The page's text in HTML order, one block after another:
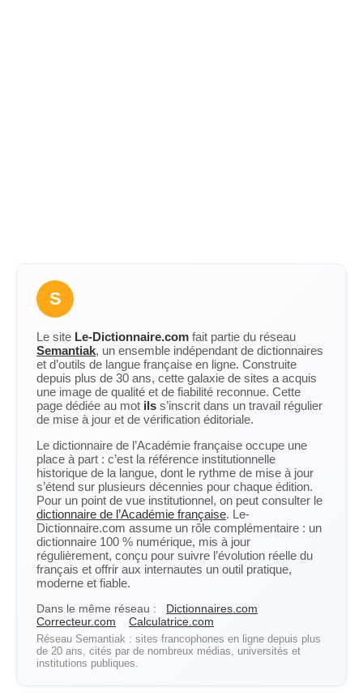
S
Le site Le-Dictionnaire.com fait partie du réseau
Semantiak, un ensemble indépendant de dictionnaires
et d’outils de langue française en ligne. Construite
depuis plus de 30 ans, cette galaxie de sites a acquis
une image de qualité et de fiabilité reconnue. Cette
page dédiée au mot ils s’inscrit dans un travail régulier
de mise à jour et de vérification éditoriale.
Le dictionnaire de l’Académie française occupe une
place à part : c’est la référence institutionnelle
historique de la langue, dont le rythme de mise à jour
s’étend sur plusieurs décennies pour chaque édition.
Pour un point de vue institutionnel, on peut consulter le
dictionnaire de l’Académie française. Le-
Dictionnaire.com assume un rôle complémentaire : un
dictionnaire 100 % numérique, mis à jour
régulièrement, conçu pour suivre l’évolution réelle du
français et offrir aux internautes un outil pratique,
moderne et fiable.
Dans le même réseau :
Dictionnaires.com
Correcteur.com
Calculatrice.com
Réseau Semantiak : sites francophones en ligne depuis plus
de 20 ans, cités par de nombreux médias, universités et
institutions publiques.